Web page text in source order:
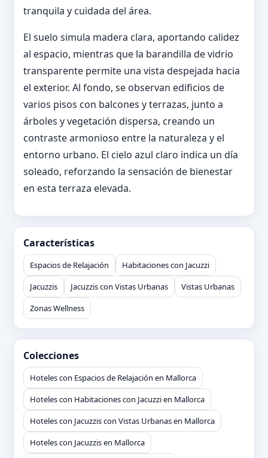
tranquila y cuidada del área.
El suelo simula madera clara, aportando calidez
al espacio, mientras que la barandilla de vidrio
transparente permite una vista despejada hacia
el exterior. Al fondo, se observan edificios de
varios pisos con balcones y terrazas, junto a
árboles y vegetación dispersa, creando un
contraste armonioso entre la naturaleza y el
entorno urbano. El cielo azul claro indica un día
soleado, reforzando la sensación de bienestar
en esta terraza elevada.
Características
Espacios de Relajación
Habitaciones con Jacuzzi
Jacuzzis
Jacuzzis con Vistas Urbanas
Vistas Urbanas
Zonas Wellness
Colecciones
Hoteles con Espacios de Relajación en Mallorca
Hoteles con Habitaciones con Jacuzzi en Mallorca
Hoteles con Jacuzzis con Vistas Urbanas en Mallorca
Hoteles con Jacuzzis en Mallorca